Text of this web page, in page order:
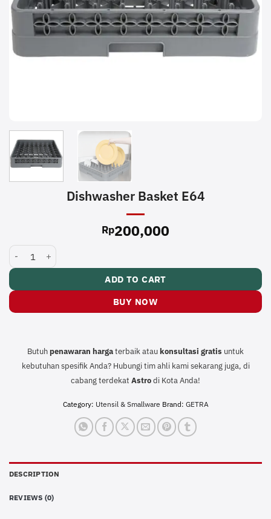
Dishwasher Basket E64
Rp200,000
Dishwasher Basket E64 quantity
ADD TO CART
BUY NOW
Butuh penawaran hargaterbaik atau konsultasi gratis untuk
kebutuhan spesifik Anda? Hubungi tim ahli kami sekarang juga, di
cabang terdekat Astrodi Kota Anda!
Category: Utensil & Smallware Brand: GETRA
DESCRIPTION
REVIEWS (0)